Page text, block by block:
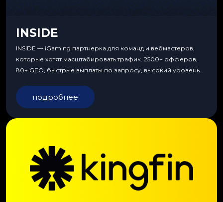
INSIDE
INSIDE — iGaming партнерка для команд и вебмастеров,
которые хотят масштабировать трафик. 2500+ офферов,
80+ GEO, быстрые выплаты по запросу, высокий уровень
подробнее